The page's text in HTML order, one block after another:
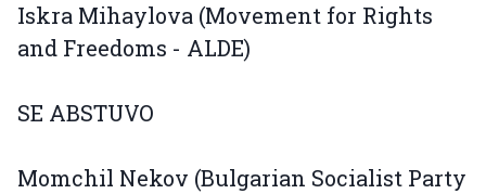
Iskra Mihaylova (Movement for Rights
and Freedoms - ALDE)
SE ABSTUVO
Momchil Nekov (Bulgarian Socialist Party